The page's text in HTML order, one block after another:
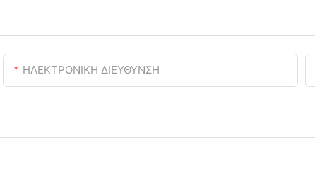
ΗΛΕΚΤΡΟΝΙΚΗ ΔΙΕΥΘΥΝΣΗ